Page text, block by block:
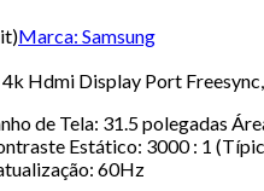
)Marca: Samsung
Hdmi Display Port
de Tela: 31.5 polegadas
Estático: 3000 : 1
60Hz